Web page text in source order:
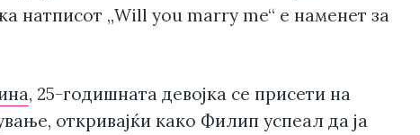
натписот „Will you marry me“ е наменет за
, 25-годишната девојка се присети на
откривајќи како Филип успеал да ја